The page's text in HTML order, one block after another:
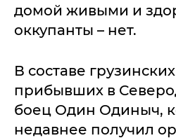
домой живыми и
оккупанты – нет.
В составе
прибывших в
боец Один Одиныч,
недавнее получил